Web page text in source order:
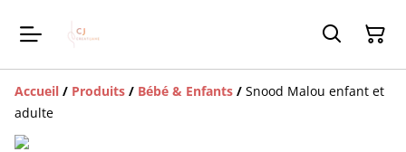
Accueil / Produits / Bébé & Enfants / Snood Malou enfant et
adulte